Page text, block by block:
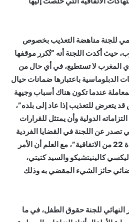
للجنة مناهضة التعذيب بخصوص
حيث أكدت اللجنة أنه “تُكرر موقفها
المغرب لا تستطيع، في أي حال من
الدبلوماسية باعتبارها ضمانات حيال
عندما تكون هناك أسباب وجيهة
يتعرض للتعذيب إذا عاد إلى بلده”،
الدولية وأن يمتثل للقرارات
تصدر عن اللجنة في القضايا الفردية
المعروضة عليها بموجب المادة 22 من الاتفاقية”، مع العلم أن الأمر
كالينيتشيكو والسيد كتيتي،
حائز الشيء المقضي به وذلك
النهائي للجنة حقوق الطفل، في ما